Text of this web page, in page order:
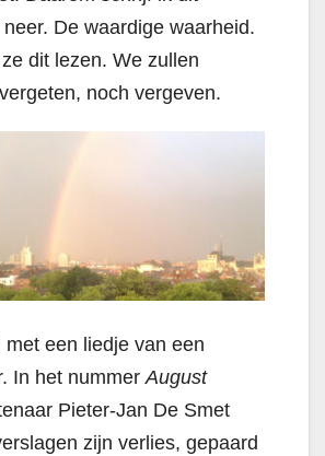
De waardige waarheid.
dit lezen. We zullen
noch vergeven.
met een liedje van een
In het nummerAugust
Pieter-Jan De Smet
zijn verlies, gepaard